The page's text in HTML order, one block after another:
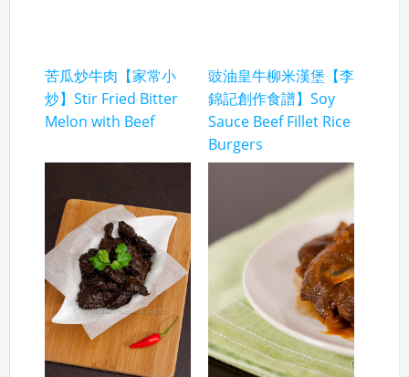
苦瓜炒牛肉【家常小
炒】Stir Fried Bitter
Melon with Beef
豉油皇牛柳米漢堡【李
錦記創作食譜】Soy
Sauce Beef Fillet Rice
Burgers